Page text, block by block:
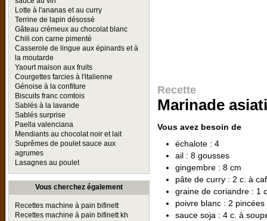
Lotte à l'ananas et au curry
Terrine de lapin désossé
Gâteau crémeux au chocolat blanc
Chili con carne pimenté
Casserole de lingue aux épinards et à
la moutarde
Yaourt maison aux fruits
Courgettes farcies à l'italienne
Génoise à la confiture
Biscuits franc comtois
Sablés à la lavande
Sablés surprise
Paella valenciana
Mendiants au chocolat noir et lait
Suprêmes de poulet sauce aux
agrumes
Lasagnes au poulet
Vous cherchez également
Recettes machine à pain bifinett
Recettes machine à pain bifinett kh
Recette
Marinade
Vous avez besoin de
échalote : 4
ail : 8 gousses
gingembre : 8 cm
pâte de curry : 2 c. à
graine de coriandre : 1
poivre blanc : 2 pincées
sauce soja : 4 c. à